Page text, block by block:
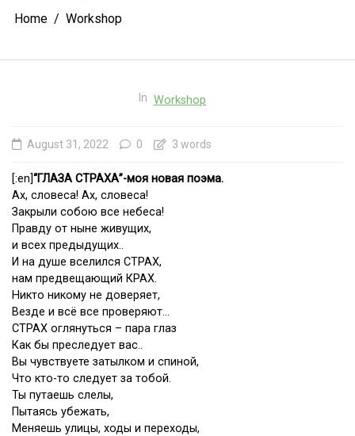
Home Workshop
In Workshop
August 31, 2022 0 3 words
[:en]“ГЛАЗА СТРАХА”-моя новая поэма.
Ах, словеса! Ах, словеса!
Закрыли собою все небеса!
Правду от ныне живущих,
и всех предыдущих..
И на душе вселился СТРАХ,
нам предвещающий КРАХ.
Никто никому не доверяет,
Везде и всё все проверяют…
СТРАХ оглянуться – пара глаз
Как бы преследует вас..
Вы чувствуете затылком и спиной,
Что кто-то следует за тобой.
Ты путаешь слелы,
Пытаясь убежать,
Меняешь улицы, ходы и переходы,